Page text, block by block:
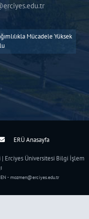
Mücadele Yüksek
ERÜ Anasayfa
Erciyes Üniversitesi Bilgi İşlem
- mozmen@erciyes.edu.tr